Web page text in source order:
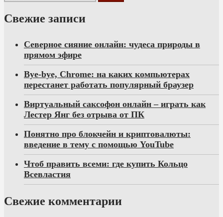
Свежие записи
Северное сияние онлайн: чудеса природы в
прямом эфире
Bye-bye, Chrome: на каких компьютерах
перестанет работать популярный браузер
Виртуальный саксофон онлайн – играть как
Лестер Янг без отрыва от ПК
Понятно про блокчейн и криптовалюты:
введение в тему с помощью YouTube
Чтоб править всеми: где купить Кольцо
Всевластия
Свежие комментарии